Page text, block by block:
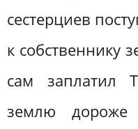
сестерциев
к собственнику
сам заплатил
землю дороже